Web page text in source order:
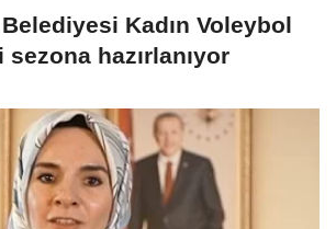
Kadın Voleybol
sezona hazırlanıyor